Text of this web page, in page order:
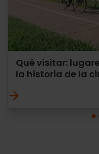
Qué visitar:
la historia de la